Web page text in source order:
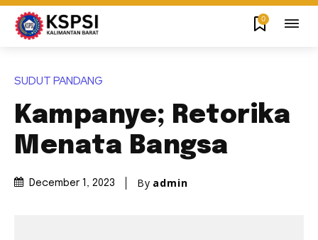
0
SUDUT PANDANG
Kampanye; Retorika
Menata Bangsa
December 1, 2023 By admin